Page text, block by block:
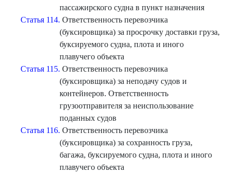
пассажирского судна в пункт назначения
Статья 114. Ответственность перевозчика
(буксировщика) за просрочку доставки груза,
буксируемого судна, плота и иного
плавучего объекта
Статья 115. Ответственность перевозчика
(буксировщика) за неподачу судов и
контейнеров. Ответственность
грузоотправителя за неиспользование
поданных судов
Статья 116. Ответственность перевозчика
(буксировщика) за сохранность груза,
багажа, буксируемого судна, плота и иного
плавучего объекта